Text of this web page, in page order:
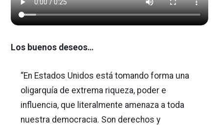
Los buenos deseos…
“En Estados Unidos está tomando forma una
oligarquía de extrema riqueza, poder e
influencia, que literalmente amenaza a toda
nuestra democracia. Son derechos y